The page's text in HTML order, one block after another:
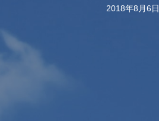
2018年8月6日